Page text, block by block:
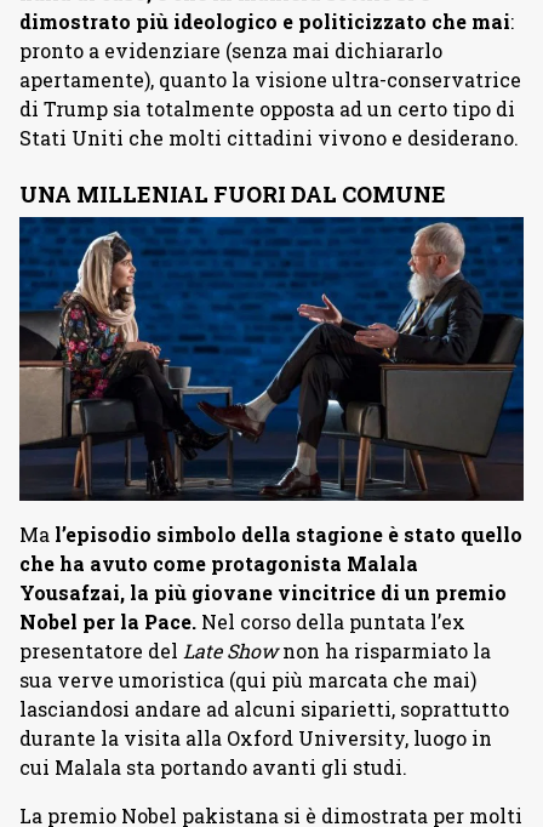
dimostrato più ideologico e politicizzato che mai:
pronto a evidenziare (senza mai dichiararlo
apertamente), quanto la visione ultra-conservatrice
di Trump sia totalmente opposta ad un certo tipo di
Stati Uniti che molti cittadini vivono e desiderano.
UNA MILLENIAL FUORI DAL COMUNE
Ma l’episodio simbolo della stagione è stato quello
che ha avuto come protagonista Malala
Yousafzai, la più giovane vincitrice di un premio
Nobel per la Pace. Nel corso della puntata l’ex
presentatore del Late Shownon ha risparmiato la
sua verve umoristica (qui più marcata che mai)
lasciandosi andare ad alcuni siparietti, soprattutto
durante la visita alla Oxford University, luogo in
cui Malala sta portando avanti gli studi.
La premio Nobel pakistana si è dimostrata per molti